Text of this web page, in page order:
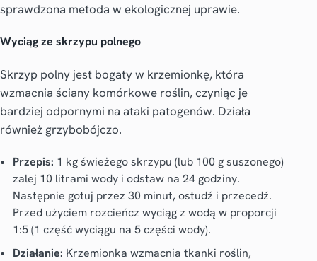
sprawdzona metoda w ekologicznej uprawie.
Wyciąg ze skrzypu polnego
Skrzyp polny jest bogaty w krzemionkę, która
wzmacnia ściany komórkowe roślin, czyniąc je
bardziej odpornymi na ataki patogenów. Działa
również grzybobójczo.
Przepis: 1 kg świeżego skrzypu (lub 100 g suszonego)
zalej 10 litrami wody i odstaw na 24 godziny.
Następnie gotuj przez 30 minut, ostudź i przecedź.
Przed użyciem rozcieńcz wyciąg z wodą w proporcji
1:5 (1 część wyciągu na 5 części wody).
Działanie: Krzemionka wzmacnia tkanki roślin,